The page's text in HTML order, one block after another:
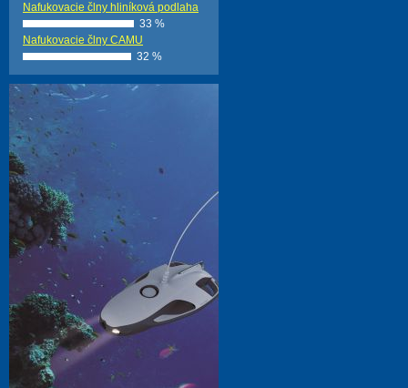
Nafukovacie člny hliníková podlaha
33 %
Nafukovacie člny CAMU
32 %